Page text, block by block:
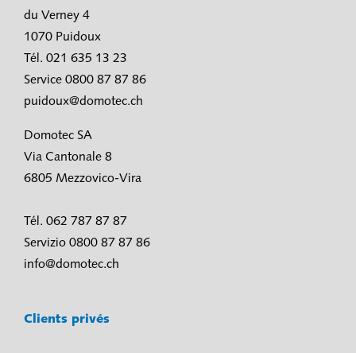
du Verney 4
1070 Puidoux
Tél. 021 635 13 23
Service 0800 87 87 86
puidoux@domotec.ch
Domotec SA
Via Cantonale 8
6805 Mezzovico-Vira
Tél. 062 787 87 87
Servizio 0800 87 87 86
info@domotec.ch
Clients privés